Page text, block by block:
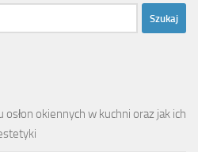
okiennych w kuchni oraz jak ich